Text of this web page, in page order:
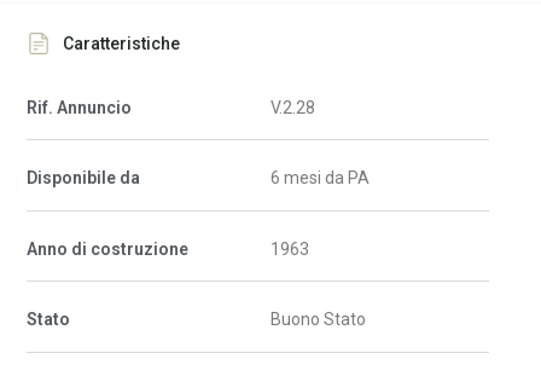
Caratteristiche
Rif. Annuncio V.2.28
Disponibile da 6 mesi da PA
Anno di costruzione 1963
Stato Buono Stato